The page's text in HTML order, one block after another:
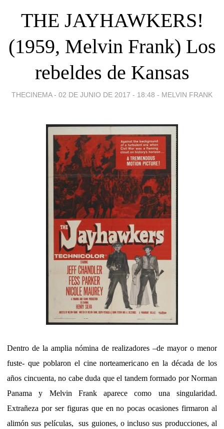
THE JAYHAWKERS!
(1959, Melvin Frank) Los
rebeldes de Kansas
THECINEMA - 02 DE JUNIO DE 2017 - 18:48 - MELVIN FRANK
Dentro de la amplia nómina de realizadores –de mayor o menor
fuste- que poblaron el cine norteamericano en la década de los
años cincuenta, no cabe duda que el tandem formado por Norman
Panama y Melvin Frank aparece como una singularidad.
Extrañeza por ser figuras que en no pocas ocasiones firmaron al
alimón sus películas, sus guiones, o incluso sus producciones, al